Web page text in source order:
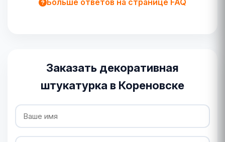
Больше ответов на странице FAQ
Заказать декоративная
штукатурка в Кореновске